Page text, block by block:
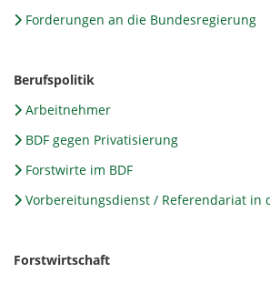
Forderungen an die Bundesregierung
Berufspolitik
Arbeitnehmer
BDF gegen Privatisierung
Forstwirte im BDF
Vorbereitungsdienst / Referendariat in
Forstwirtschaft